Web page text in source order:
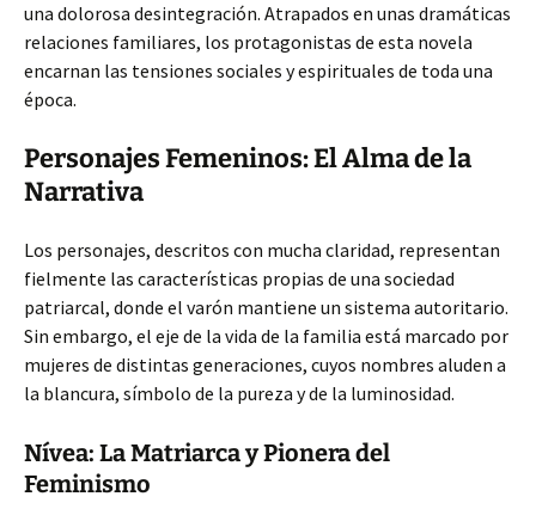
una dolorosa desintegración. Atrapados en unas dramáticas
relaciones familiares, los protagonistas de esta novela
encarnan las tensiones sociales y espirituales de toda una
época.
Personajes Femeninos: El Alma de la
Narrativa
Los personajes, descritos con mucha claridad, representan
fielmente las características propias de una sociedad
patriarcal, donde el varón mantiene un sistema autoritario.
Sin embargo, el eje de la vida de la familia está marcado por
mujeres de distintas generaciones, cuyos nombres aluden a
la blancura, símbolo de la pureza y de la luminosidad.
Nívea: La Matriarca y Pionera del
Feminismo